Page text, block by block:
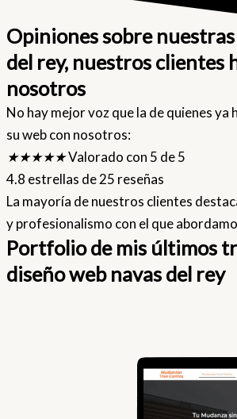
Opiniones sobre
del rey, nuestros clientes
nosotros
No hay mejor voz que la de quienes
su web con nosotros:
★★★★★Valorado con 5 de 5
4.8 estrellas de 25 reseñas
La mayoría de nuestros clientes
y profesionalismo con el que
Portfolio de mis últimos
diseño web navas del rey